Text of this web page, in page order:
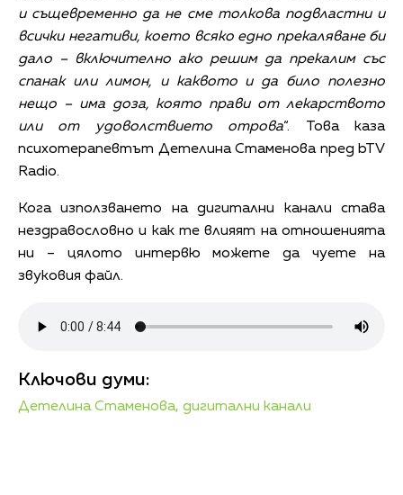
и същевременно да не сме толкова подвластни и
всички негативи, което всяко едно прекаляване би
дало – включително ако решим да прекалим със
спанак или лимон, и каквото и да било полезно
нещо – има доза, която прави от лекарството
или от удоволствието отрова“. Това каза
психотерапевтът Детелина Стаменова пред bTV
Radio.
Кога използването на дигитални канали става
нездравословно и как те влияят на отношенията
ни – цялото интервю можете да чуете на
звуковия файл.
Ключови думи:
Детелина Стаменова, дигитални канали